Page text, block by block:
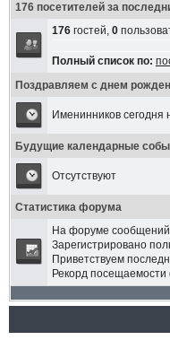
176 посетителей за
176гостей, 0
Полный список по:
Поздравляем с днем
Именинников сегодня
Будущие календарные
Отсутствуют
Статистика форума
На форуме
Зарегистрировано
Приветствуем
Рекорд